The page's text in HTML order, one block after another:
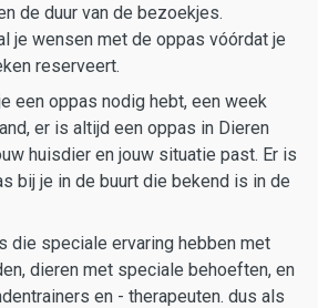
de duur van de bezoekjes.
je wensen met de oppas vóórdat je
reserveert.
een oppas nodig hebt, een week
er is altijd een oppas in Dieren
huisdier en jouw situatie past. Er is
bij je in de buurt die bekend is in de
die speciale ervaring hebben met
dieren met speciale behoeften, en
en - therapeuten. dus als